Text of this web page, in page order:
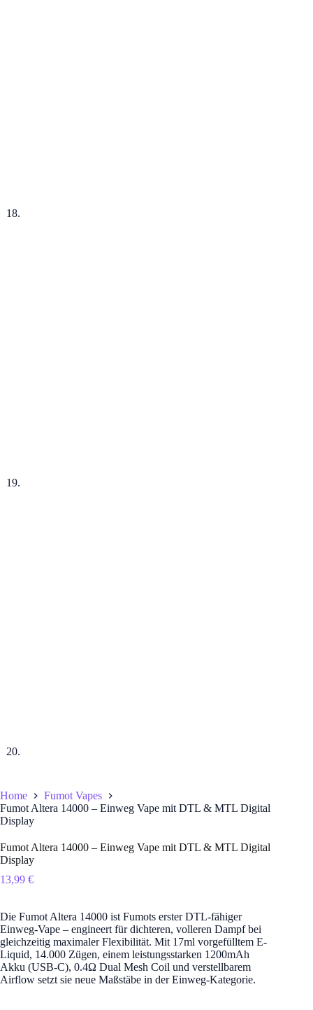
Home
Fumot Vapes
Fumot Altera 14000 – Einweg Vape mit DTL & MTL Digital
Display
Fumot Altera 14000 – Einweg Vape mit DTL & MTL Digital
Display
13,99 €
Die Fumot Altera 14000 ist Fumots erster DTL-fähiger
Einweg-Vape – engineert für dichteren, volleren Dampf bei
gleichzeitig maximaler Flexibilität. Mit 17ml vorgefülltem E-
Liquid, 14.000 Zügen, einem leistungsstarken 1200mAh
Akku (USB-C), 0.4Ω Dual Mesh Coil und verstellbarem
Airflow setzt sie neue Maßstäbe in der Einweg-Kategorie.